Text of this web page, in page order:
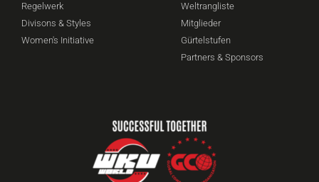
Regelwerk
Divisons & Styles
Women's Initiative
Weltrangliste
Mitglieder
Gürtelstufen
Partners & Sponsors